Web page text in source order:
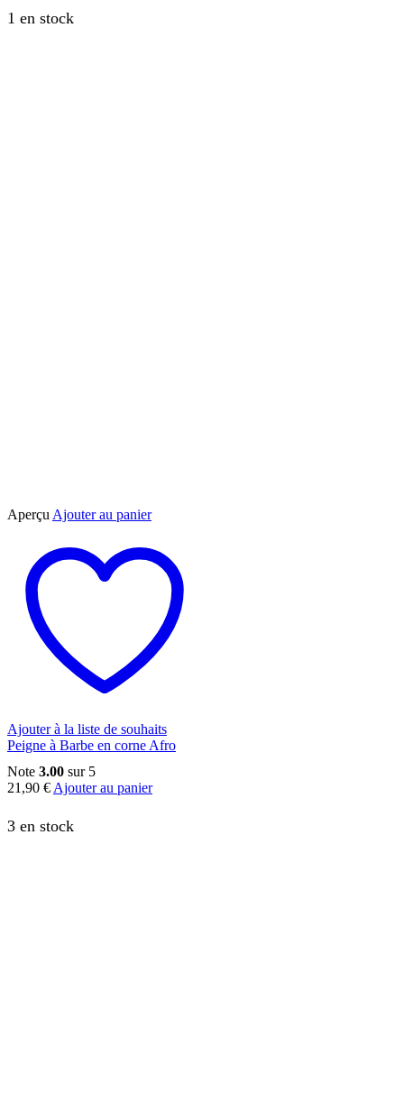
1 en stock
Aperçu Ajouter au panier
Ajouter à la liste de souhaits
Peigne à Barbe en corne Afro
Note 3.00 sur 5
21,90 €Ajouter au panier
3 en stock